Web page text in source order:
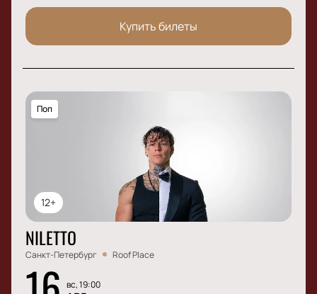
Купить билеты
12+
Поп
NILETTO
Санкт-Петербург Roof Place
вс, 19:00